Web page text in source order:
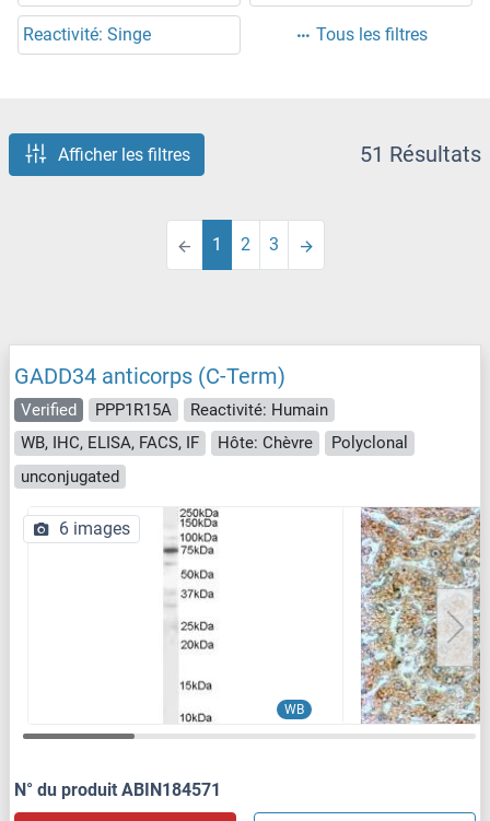
Reactivité: Singe Tous les filtres
Afficher les filtres 51 Résultats
1 2 3
GADD34 anticorps (C-Term)
Verified PPP1R15A
Reactivité: Humain
WB, IHC, ELISA, FACS, IF
Hôte: Chèvre
Polyclonal
unconjugated
WB
6 images
N° du produit ABIN184571